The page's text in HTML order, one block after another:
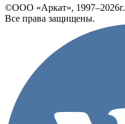
©ООО «Аркат», 1997–2026г.
Все права защищены.